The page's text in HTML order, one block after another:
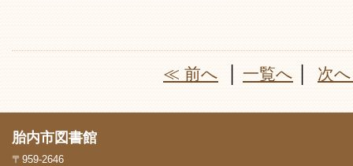
≪ 前へ 一覧へ 次
胎内市図書館
〒959-2646